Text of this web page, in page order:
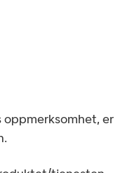
oppmerksomhet, er